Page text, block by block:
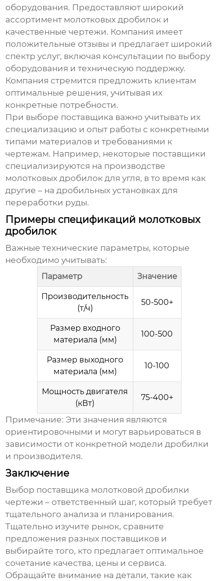
оборудования. Предоставляют широкий
ассортимент молотковых дробилок и
качественные чертежи. Компания имеет
положительные отзывы и предлагает широкий
спектр услуг, включая консультации по выбору
оборудования и техническую поддержку.
Компания стремится предложить клиентам
оптимальные решения, учитывая их
конкретные потребности.
При выборе поставщика важно учитывать их
специализацию и опыт работы с конкретными
типами материалов и требованиями к
чертежам. Например, некоторые поставщики
специализируются на производстве
молотковых дробилок для угля, в то время как
другие – на дробильных установках для
переработки руды.
Примеры спецификаций молотковых
дробилок
Важные технические параметры, которые
необходимо учитывать:
Параметр Значение
Производительность
(т/ч)
50-500+
Размер входного
материала (мм)
100-500
Размер выходного
материала (мм)
10-100
Мощность двигателя
(кВт)
75-400+
Примечание: Эти значения являются
ориентировочными и могут варьироваться в
зависимости от конкретной модели дробилки
и производителя.
Заключение
Выбор поставщика молотковой дробилки
чертежи – ответственный шаг, который требует
тщательного анализа и планирования.
Тщательно изучите рынок, сравните
предложения разных поставщиков и
выбирайте того, кто предлагает оптимальное
сочетание качества, цены и сервиса.
Обращайте внимание на детали, такие как